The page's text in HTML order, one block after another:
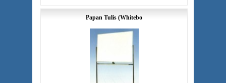
Papan Tulis (Whitebo